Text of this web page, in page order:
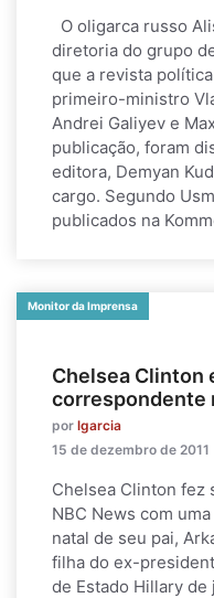
O oligarca russo
diretoria do grupo
que a revista
primeiro-ministro
Andrei Galiyev e
publicação, foram
editora, Demyan
cargo. Segundo
publicados na
Monitor da Imprensa
Chelsea Clinton
correspondente
por lgarcia
15 de dezembro de 2011
Chelsea Clinton fez
NBC News com
natal de seu pai,
filha do ex-
de Estado Hillary de